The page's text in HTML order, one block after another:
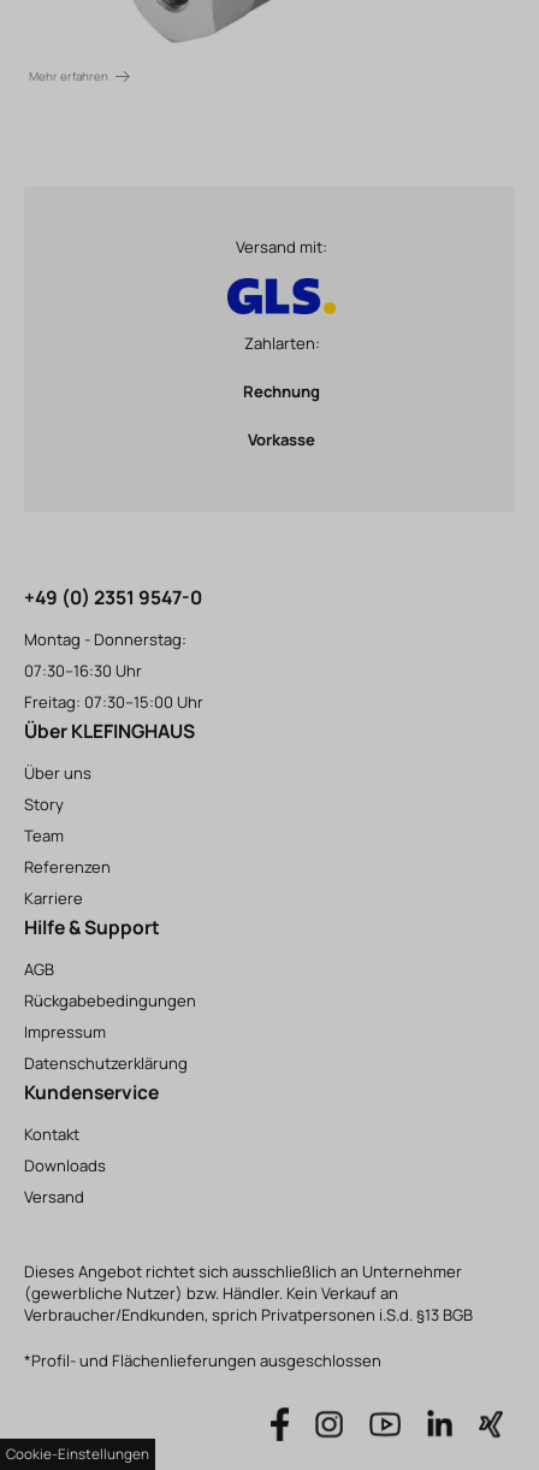
Mehr erfahren
Versand mit:
Zahlarten:
Rechnung
Vorkasse
+49 (0) 2351 9547-0
Montag - Donnerstag:
07:30–16:30 Uhr
Freitag: 07:30–15:00 Uhr
Über KLEFINGHAUS
Über uns
Story
Team
Referenzen
Karriere
Hilfe & Support
AGB
Rückgabebedingungen
Impressum
Datenschutzerklärung
Kundenservice
Kontakt
Downloads
Versand
Dieses Angebot richtet sich ausschließlich an Unternehmer
(gewerbliche Nutzer) bzw. Händler. Kein Verkauf an
Verbraucher/Endkunden, sprich Privatpersonen i.S.d. §13 BGB
*Profil- und Flächenlieferungen ausgeschlossen
Cookie-Einstellungen